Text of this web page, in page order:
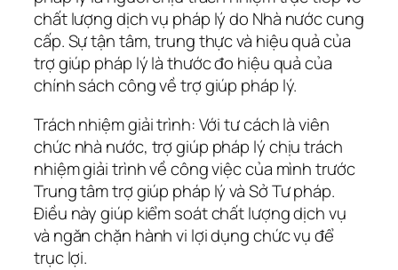
chất lượng dịch vụ pháp lý do Nhà nước cung
cấp. Sự tận tâm, trung thực và hiệu quả của
trợ giúp pháp lý là thước đo hiệu quả của
chính sách công về trợ giúp pháp lý.
Trách nhiệm giải trình: Với tư cách là viên
chức nhà nước, trợ giúp pháp lý chịu trách
nhiệm giải trình về công việc của mình trước
Trung tâm trợ giúp pháp lý và Sở Tư pháp.
Điều này giúp kiểm soát chất lượng dịch vụ
và ngăn chặn hành vi lợi dụng chức vụ để
trục lợi.